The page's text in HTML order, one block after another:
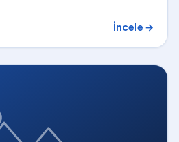
İncele →